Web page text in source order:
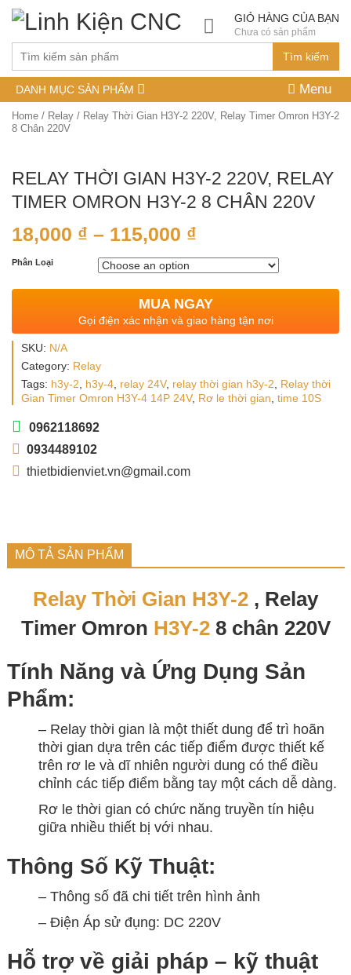
Tìm kiếm
GIỎ HÀNG CỦA BẠN
Chưa có sản phẩm
DANH MỤC SẢN PHẨM Menu
Home / Relay / Relay Thời Gian H3Y-2 220V, Relay Timer Omron H3Y-2
8 Chân 220V
RELAY THỜI GIAN H3Y-2 220V, RELAY
TIMER OMRON H3Y-2 8 CHÂN 220V
18,000 ₫ – 115,000 ₫
Phân Loại
MUA NGAY
Gọi điện xác nhận và giao hàng tận nơi
SKU: N/A
Category: Relay
Tags: h3y-2, h3y-4, relay 24V, relay thời gian h3y-2, Relay thời
Gian Timer Omron H3Y-4 14P 24V, Rơ le thời gian, time 10S
0962118692
0934489102
thietbidienviet.vn@gmail.com
MÔ TẢ SẢN PHẨM
Relay Thời Gian H3Y-2 , Relay
Timer Omron H3Y-28 chân 220V
Tính Năng và Ứng Dụng Sản
Phẩm:
– Relay thời gian là một thiết dung để trì hoãn
thời gian dựa trên các tiếp điểm được thiết kế
trên rơ le và dĩ nhiên người dung có thể điều
chỉnh các tiếp điểm bằng tay một cách dễ dàng.
Rơ le thời gian có chức năng truyền tín hiệu
giữa nhiều thiết bị với nhau.
Thông Số Kỹ Thuật:
– Thông số đã chi tiết trên hình ảnh
– Điện Áp sử đụng: DC 220V
Hỗ trợ về giải pháp – kỹ thuật